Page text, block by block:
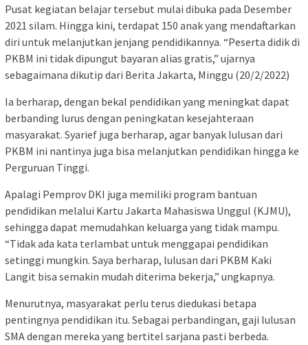
Pusat kegiatan belajar tersebut mulai dibuka pada Desember
2021 silam. Hingga kini, terdapat 150 anak yang mendaftarkan
diri untuk melanjutkan jenjang pendidikannya. “Peserta didik di
PKBM ini tidak dipungut bayaran alias gratis,” ujarnya
sebagaimana dikutip dari Berita Jakarta, Minggu (20/2/2022)
Ia berharap, dengan bekal pendidikan yang meningkat dapat
berbanding lurus dengan peningkatan kesejahteraan
masyarakat. Syarief juga berharap, agar banyak lulusan dari
PKBM ini nantinya juga bisa melanjutkan pendidikan hingga ke
Perguruan Tinggi.
Apalagi Pemprov DKI juga memiliki program bantuan
pendidikan melalui Kartu Jakarta Mahasiswa Unggul (KJMU),
sehingga dapat memudahkan keluarga yang tidak mampu.
“Tidak ada kata terlambat untuk menggapai pendidikan
setinggi mungkin. Saya berharap, lulusan dari PKBM Kaki
Langit bisa semakin mudah diterima bekerja,” ungkapnya.
Menurutnya, masyarakat perlu terus diedukasi betapa
pentingnya pendidikan itu. Sebagai perbandingan, gaji lulusan
SMA dengan mereka yang bertitel sarjana pasti berbeda.